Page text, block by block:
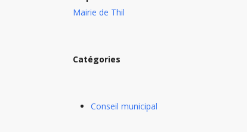
Mairie de Thil
Catégories
Conseil municipal